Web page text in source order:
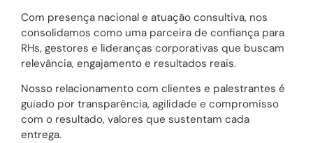
Com presença nacional e atuação consultiva, nos
consolidamos como uma parceira de confiança para
RHs, gestores e lideranças corporativas que buscam
relevância, engajamento e resultados reais.
Nosso relacionamento com clientes e palestrantes é
guiado por transparência, agilidade e compromisso
com o resultado, valores que sustentam cada
entrega.